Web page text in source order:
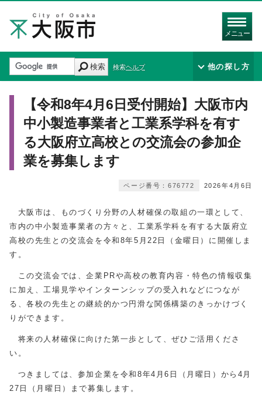
メニュー
検索 検索ヘルプ 他の探し方
【令和8年4月6日受付開始】大阪市内
中小製造事業者と工業系学科を有す
る大阪府立高校との交流会の参加企
業を募集します
2026年4月6日
ページ番号：676772
大阪市は、ものづくり分野の人材確保の取組の一環として、
市内の中小製造事業者の方々と、工業系学科を有する大阪府立
高校の先生との交流会を令和8年5月22日（金曜日）に開催しま
す。
この交流会では、企業PRや高校の教育内容・特色の情報収集
に加え、工場見学やインターンシップの受入れなどにつなが
る、各校の先生との継続的かつ円滑な関係構築のきっかけづく
りができます。
将来の人材確保に向けた第一歩として、ぜひご活用くださ
い。
つきましては、参加企業を令和8年4月6日（月曜日）から4月
27日（月曜日）まで募集します。